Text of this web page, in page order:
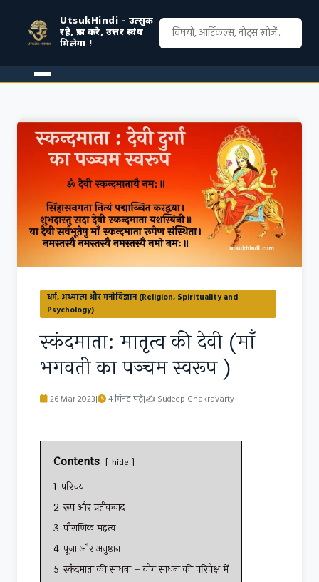
UtsukHindi – उत्सुक
रहे, प्रश्न करे, उत्तर स्वंय
मिलेगा !
धर्म, अध्यात्म और मनोविज्ञान (Religion, Spirituality and
Psychology)
स्कंदमाता: मातृत्व की देवी (माँ
भगवती का पञ्चम स्वरूप )
26 Mar 2023| 4 मिनट पढ़ें|✍ Sudeep Chakravarty
Contents hide
1 परिचय
2 रूप और प्रतीकवाद
3 पौराणिक महत्व
4 पूजा और अनुष्ठान
5 स्कंदमाता की साधना – योग साधना की परिपेक्ष में